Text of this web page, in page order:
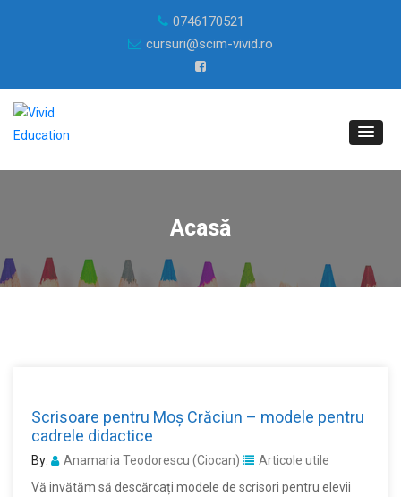
0746170521
cursuri@scim-vivid.ro
Acasă
Scrisoare pentru Moș Crăciun – modele pentru
cadrele didactice
By: Anamaria Teodorescu (Ciocan)
Articole utile
Vă invătăm să descărcați modele de scrisori pentru elevii